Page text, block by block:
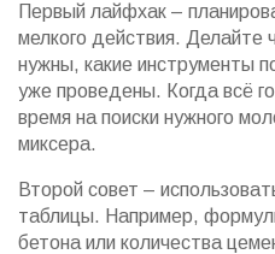
Первый лайфхак –
мелкого действия. Делайте
нужны, какие инструменты
уже проведены. Когда всё
время на поиски нужного
миксера.
Второй совет –
таблицы. Например,
бетона или количества